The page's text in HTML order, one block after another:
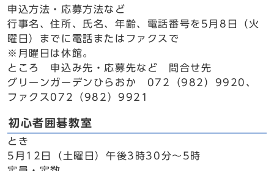
申込方法・応募方法など
行事名、住所、氏名、年齢、電話番号を5月8日（火
曜日）までに電話またはファクスで
※月曜日は休館。
ところ 申込み先・応募先など 問合せ先
グリーンガーデンひらおか 072（982）9920、
ファクス072（982）9921
初心者囲碁教室
とき
5月12日（土曜日）午後3時30分～5時